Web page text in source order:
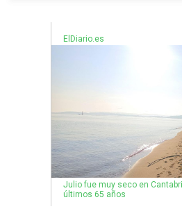
ElDiario.es
Julio fue muy seco en
últimos 65 años